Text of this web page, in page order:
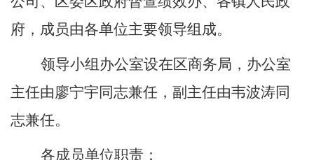
府， 成员由各单位主要领导组成。
领导小组办公室设在区商务局，办公室
主任由廖宁宇同志兼任，副主任由韦波涛同
志兼任。
各成员单位职责：